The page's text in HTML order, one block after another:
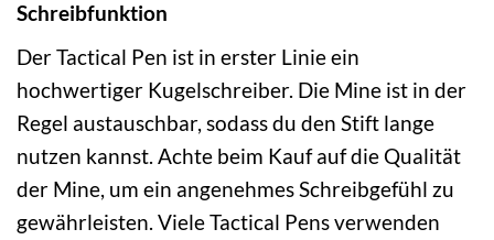
Schreibfunktion
Der Tactical Pen ist in erster Linie ein
hochwertiger Kugelschreiber. Die Mine ist in der
Regel austauschbar, sodass du den Stift lange
nutzen kannst. Achte beim Kauf auf die Qualität
der Mine, um ein angenehmes Schreibgefühl zu
gewährleisten. Viele Tactical Pens verwenden